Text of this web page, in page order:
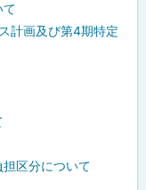
計画及び第4期特定
区分について